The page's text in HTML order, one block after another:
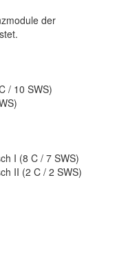
der
/ 10 SWS)
I (8 C / 7 SWS)
II (2 C / 2 SWS)